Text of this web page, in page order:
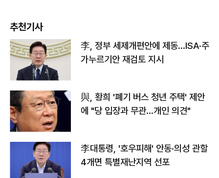
추천기사
李, 정부 세제개편안에 제동…ISA·주
가누르기안 재검토 지시
與, 황희 '폐기 버스 청년 주택' 제안
에 "당 입장과 무관…개인 의견"
李대통령, '호우피해' 안동·의성 관할
4개면 특별재난지역 선포